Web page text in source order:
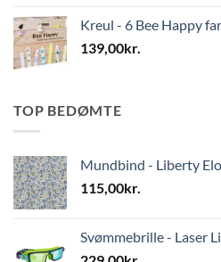
Kreul - 6 Bee Happy
139,00kr.
TOP BEDØMTE
Mundbind - Liberty
115,00kr.
Svømmebrille - Laser